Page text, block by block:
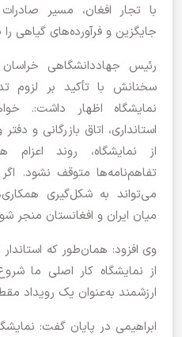
با تجار افغان، مسیر
جایگزین و فرآورده‌های گیاهی را
رئیس جهاددانشگاهی
سخنانش با تأکید بر لزوم
نمایشگاه اظهار داشت:.
استانداری، اتاق بازرگانی و
از نمایشگاه، روند
تفاهم‌نامه‌ها متوقف نشود.
می‌تواند به شکل‌گیری
میان ایران و افغانستان منجر
وی افزود: همان‌طور که استاندار
از نمایشگاه کار اصلی ما
ارزشمند به‌عنوان یک رویداد
ابراهیمی در پایان گفت: